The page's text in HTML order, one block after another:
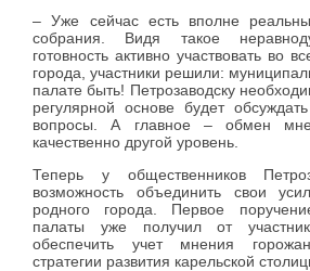
– Уже сейчас есть вполне
собрания. Видя такое
готовность активно участвовать во
города, участники решили:
палате быть! Петрозаводску
регулярной основе будет
вопросы. А главное – обмен
качественно другой уровень.
Теперь у общественников
возможность объединить свои
родного города. Первое
палаты уже получил от
обеспечить учет мнения
стратегии развития карельской